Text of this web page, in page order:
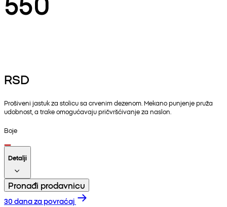
RSD
Prošiveni jastuk za stolicu sa crvenim dezenom. Mekano punjenje pruža
udobnost, a trake omogućavaju pričvršćivanje za naslon.
Boje
Detalji
Pronađi prodavnicu
30 dana za povraćaj